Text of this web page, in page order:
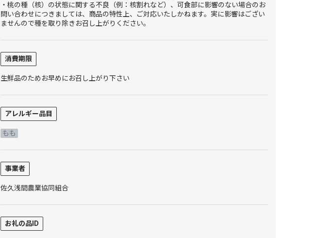
・桃の種（核）の状態に関する不良（例：核割れなど）、可食部に影響のない場合のお
問い合わせにつきましては、商品の特性上、ご対応いたしかねます。実に影響はござい
ませんので種を取り除きお召し上がりください。
消費期限
生鮮品のためお早めにお召し上がり下さい
アレルギー品目
もも
事業者
佐久浅間農業協同組合
お礼の品ID